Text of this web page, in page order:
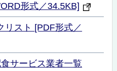
形式／34.5KB]
リスト [PDF形式／
サービス業者一覧